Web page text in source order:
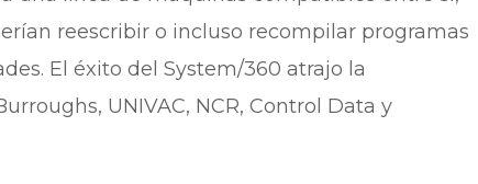
reescribir o incluso recompilar programas
El éxito del System/360 atrajo la
UNIVAC, NCR, Control Data y